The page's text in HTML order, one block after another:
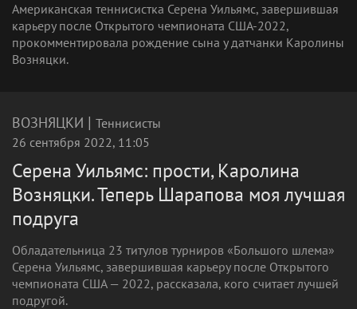
Американская теннисистка Серена Уильямс, завершившая
карьеру после Открытого чемпионата США-2022,
прокомментировала рождение сына у датчанки Каролины
Возняцки.
ВОЗНЯЦКИ | Теннисисты
26 сентября 2022, 11:05
Серена Уильямс: прости, Каролина
Возняцки. Теперь Шарапова моя лучшая
подруга
Обладательница 23 титулов турниров «Большого шлема»
Серена Уильямс, завершившая карьеру после Открытого
чемпионата США — 2022, рассказала, кого считает лучшей
подругой.